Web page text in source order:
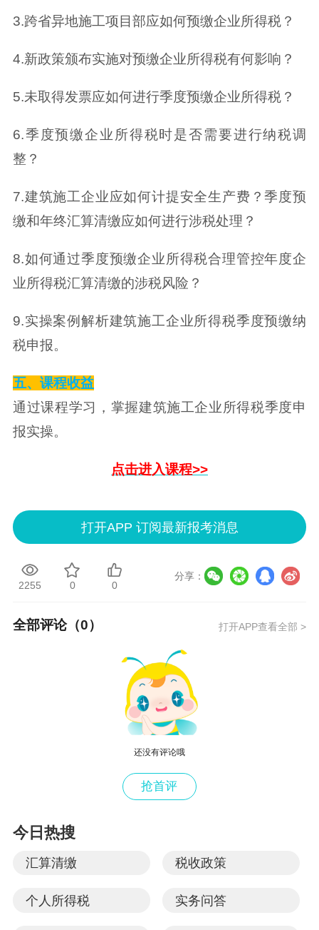
3.跨省异地施工项目部应如何预缴企业所得税？
4.新政策颁布实施对预缴企业所得税有何影响？
5.未取得发票应如何进行季度预缴企业所得税？
6.季度预缴企业所得税时是否需要进行纳税调
整？
7.建筑施工企业应如何计提安全生产费？季度预
缴和年终汇算清缴应如何进行涉税处理？
8.如何通过季度预缴企业所得税合理管控年度企
业所得税汇算清缴的涉税风险？
9.实操案例解析建筑施工企业所得税季度预缴纳
税申报。
五、课程收益
通过课程学习，掌握建筑施工企业所得税季度申
报实操。
点击进入课程>>
打开APP 订阅最新报考消息
2255 0 0
分享：
全部评论（0） 打开APP查看全部 >
还没有评论哦
抢首评
今日热搜
汇算清缴 税收政策
个人所得税 实务问答